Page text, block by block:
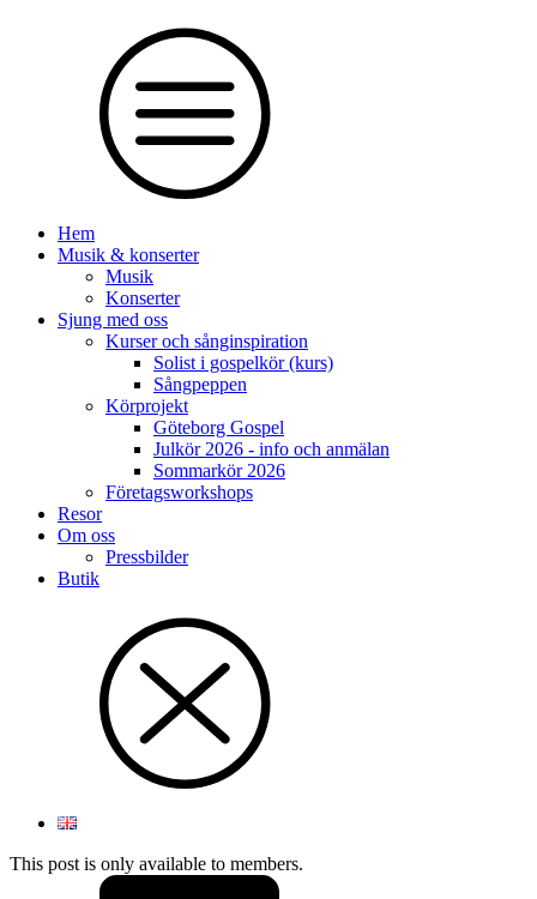
Hem
Musik & konserter
Musik
Konserter
Sjung med oss
Kurser och sånginspiration
Solist i gospelkör (kurs)
Sångpeppen
Körprojekt
Göteborg Gospel
Julkör 2026 - info och anmälan
Sommarkör 2026
Företagsworkshops
Resor
Om oss
Pressbilder
Butik
This post is only available to members.